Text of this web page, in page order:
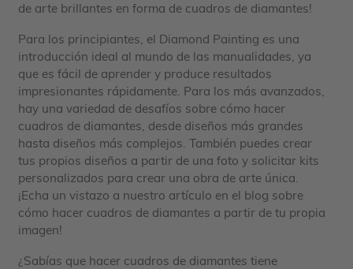
de arte brillantes en forma de cuadros de diamantes!
Para los principiantes, el Diamond Painting es una
introducción ideal al mundo de las manualidades, ya
que es fácil de aprender y produce resultados
impresionantes rápidamente. Para los más avanzados,
hay una variedad de desafíos sobre cómo hacer
cuadros de diamantes, desde diseños más grandes
hasta diseños más complejos. También puedes crear
tus propios diseños a partir de una foto y solicitar kits
personalizados para crear una obra de arte única.
¡Echa un vistazo a nuestro artículo en el blog sobre
cómo hacer cuadros de diamantes a partir de tu propia
imagen!
¿Sabías que hacer cuadros de diamantes tiene